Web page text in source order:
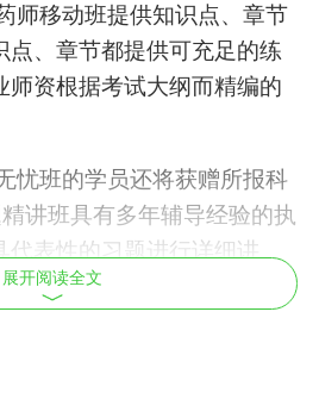
师移动班提供知识点、章节
点、章节都提供可充足的练
师资根据考试大纲而精编的
忧班的学员还将获赠所报科
精讲班具有多年辅导经验的执
代表性的习题进行详细讲
及解题思路，演示解题过
能力。从而帮助考生进一
展开阅读全文